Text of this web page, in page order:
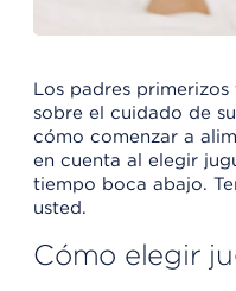
Los padres
sobre el cuidado de
cómo comenzar a
en cuenta al elegir
tiempo boca abajo.
usted.
Cómo elegir